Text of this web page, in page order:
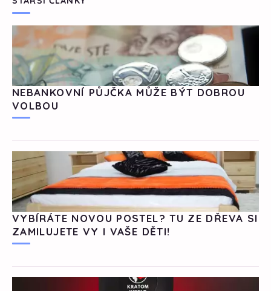
NEBANKOVNÍ PŮJČKA MŮŽE BÝT DOBROU
VOLBOU
VYBÍRÁTE NOVOU POSTEL? TU ZE DŘEVA SI
ZAMILUJETE VY I VAŠE DĚTI!